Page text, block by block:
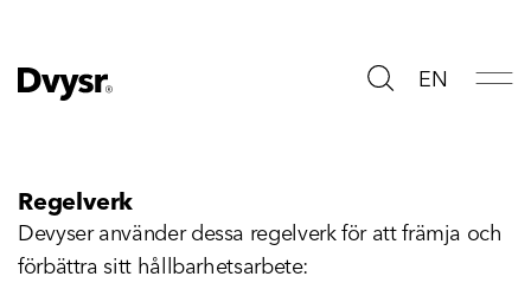
EN
Regelverk
Devyser använder dessa regelverk för att främja och
förbättra sitt hållbarhetsarbete: